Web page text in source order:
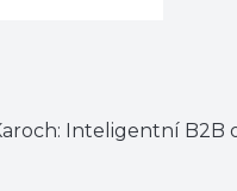
Inteligentní B2B